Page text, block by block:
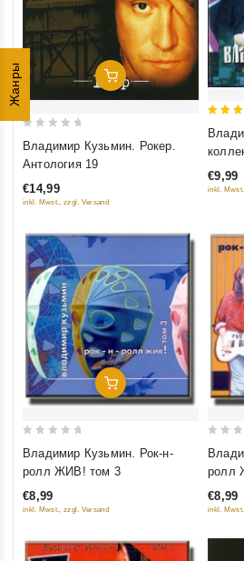
Жанры Добавить В Корзину
5
Владимир Кузьмин. Рокер.
Антология 19
€14,99
inkl. Mwst., zzgl. Versand
out
€9,99
inkl.
Добавить В Корзину
5
Владимир Кузьмин. Рок-н-
ролл ЖИВ! том 3
€8,99
inkl. Mwst., zzgl. Versand
5
ролл
€8,99
inkl.